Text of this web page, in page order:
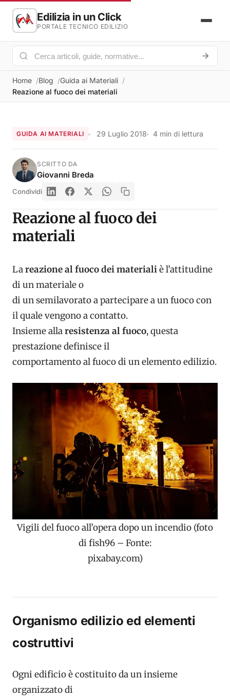
Edilizia in un Click
PORTALE TECNICO EDILIZIO
Home Blog
Guida ai Materiali
Reazione al fuoco dei materiali
GUIDA AI MATERIALI 29 Luglio 2018 4 min di lettura
SCRITTO DA
Giovanni Breda
Condividi
Reazione al fuoco dei
materiali
Lareazione al fuoco dei materialiè l’attitudine
di un materiale o
di un semilavorato a partecipare a un fuoco con
il quale vengono a contatto.
Insieme allaresistenza al fuoco, questa
prestazione definisce il
comportamento al fuoco di un elemento edilizio.
Vigili del fuoco all’opera dopo un incendio (foto
di fish96 – Fonte:
pixabay.com)
Organismo edilizio ed elementi
costruttivi
Ogni edificio è costituito da un insieme
organizzato di